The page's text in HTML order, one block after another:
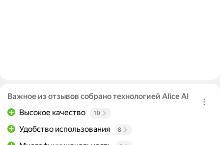
Важное из отзывов собрано технологией Alice AI
Высокое качество
10
Удобство использования 8